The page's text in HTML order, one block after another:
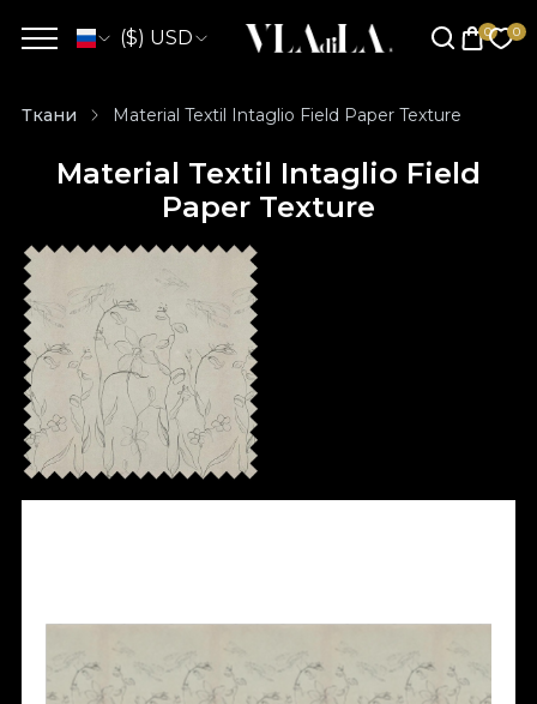
($) USD
Ткани Material Textil Intaglio Field Paper Texture
Material Textil Intaglio Field
Paper Texture